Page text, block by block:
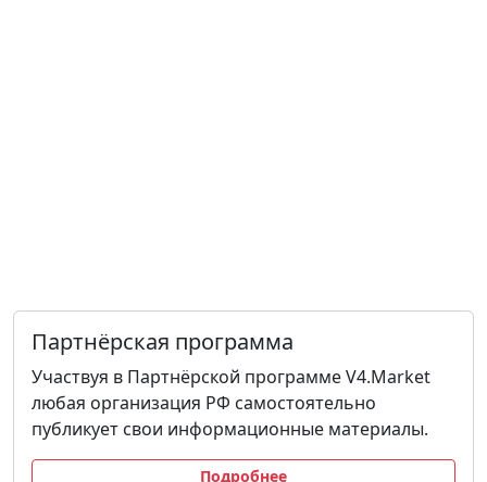
Партнёрская программа
Участвуя в Партнёрской программе V4.Market
любая организация РФ самостоятельно
публикует свои информационные материалы.
Подробнее